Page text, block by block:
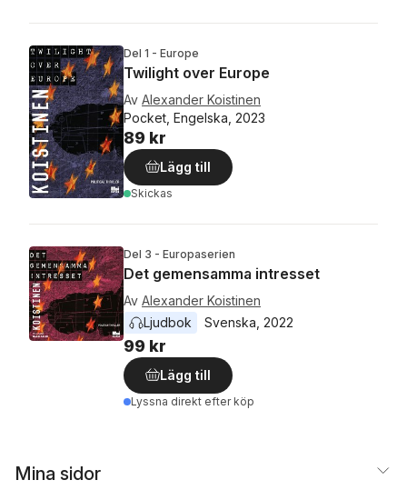
Del 1 - Europe
Twilight over Europe
Av Alexander Koistinen
Pocket, Engelska, 2023
89 kr
Lägg till
Skickas
Del 3 - Europaserien
Det gemensamma intresset
Av Alexander Koistinen
Ljudbok
Svenska 2022
99 kr
Lägg till
Lyssna direkt efter köp
Mina sidor